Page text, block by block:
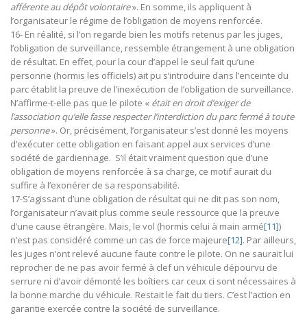
afférente au dépôt volontaire». En somme, ils appliquent à
l’organisateur le régime de l’obligation de moyens renforcée.
16- En réalité, si l’on regarde bien les motifs retenus par les juges,
l’obligation de surveillance, ressemble étrangement à une obligation
de résultat. En effet, pour la cour d’appel le seul fait qu’une
personne (hormis les officiels) ait pu s’introduire dans l’enceinte du
parc établit la preuve de l’inexécution de l’obligation de surveillance.
N’affirme-t-elle pas que le pilote « était en droit d’exiger de
l’association qu’elle fasse respecter l’interdiction du parc fermé à toute
personne». Or, précisément, l’organisateur s’est donné les moyens
d’exécuter cette obligation en faisant appel aux services d’une
société de gardiennage. S’il était vraiment question que d’une
obligation de moyens renforcée à sa charge, ce motif aurait du
suffire à l’exonérer de sa responsabilité.
17-S’agissant d’une obligation de résultat qui ne dit pas son nom,
l’organisateur n’avait plus comme seule ressource que la preuve
d’une cause étrangère. Mais, le vol (hormis celui à main armé[11])
n’est pas considéré comme un cas de force majeure[12]. Par ailleurs,
les juges n’ont relevé aucune faute contre le pilote. On ne saurait lui
reprocher de ne pas avoir fermé à clef un véhicule dépourvu de
serrure ni d’avoir démonté les boîtiers car ceux ci sont nécessaires à
la bonne marche du véhicule. Restait le fait du tiers. C’est l’action en
garantie exercée contre la société de surveillance.